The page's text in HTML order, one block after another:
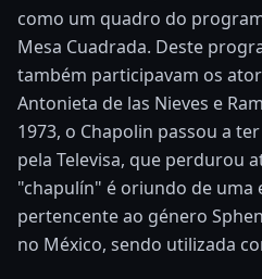
como um quadro do
Mesa Cuadrada. Deste
também participavam os
Antonieta de las Nieves e
1973, o Chapolin passou a
pela Televisa, que perdurou
"chapulín" é oriundo de uma
pertencente ao género
no México, sendo utilizada